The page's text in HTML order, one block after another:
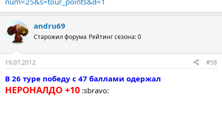
andru69
Старожил форума Рейтинг сезона: 0
19.07.2012 #58
В 26 туре победу с 47 баллами одержал
НЕРОНАЛДО +10 :sbravo: